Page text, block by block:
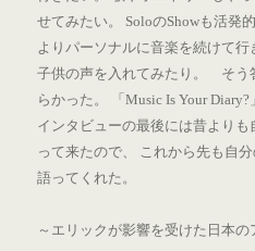
せてみたい。 SoloのShowも活発
よりパーソナルに音楽を続けて
子供の声を入れてみたり。 そう
らかった。 「Music Is Your
インタビューの最後には昔より
って来たので、 これから先も自
語ってくれた。
～エリックが影響を受けた日本の